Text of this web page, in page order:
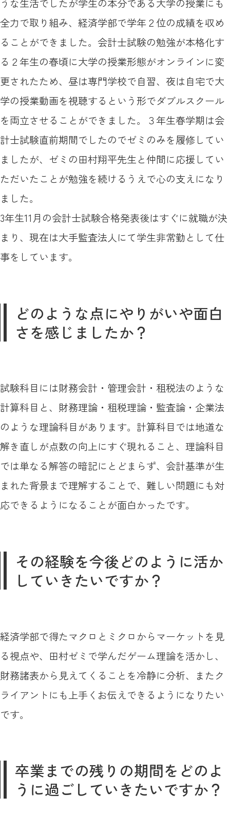
うな生活でしたが学生の本分である大学の授業にも
全力で取り組み、経済学部で学年２位の成績を収め
ることができました。会計士試験の勉強が本格化す
る２年生の春頃に大学の授業形態がオンラインに変
更されたため、昼は専門学校で自習、夜は自宅で大
学の授業動画を視聴するという形でダブルスクール
を両立させることができました。３年生春学期は会
計士試験直前期間でしたのでゼミのみを履修してい
ましたが、ゼミの田村翔平先生と仲間に応援してい
ただいたことが勉強を続けるうえで心の支えになり
ました。
3年生11月の会計士試験合格発表後はすぐに就職が決
まり、現在は大手監査法人にて学生非常勤として仕
事をしています。
どのような点にやりがいや面白
さを感じましたか？
試験科目には財務会計・管理会計・租税法のような
計算科目と、財務理論・租税理論・監査論・企業法
のような理論科目があります。計算科目では地道な
解き直しが点数の向上にすぐ現れること、理論科目
では単なる解答の暗記にとどまらず、会計基準が生
まれた背景まで理解することで、難しい問題にも対
応できるようになることが面白かったです。
その経験を今後どのように活か
していきたいですか？
経済学部で得たマクロとミクロからマーケットを見
る視点や、田村ゼミで学んだゲーム理論を活かし、
財務諸表から見えてくることを冷静に分析、またク
ライアントにも上手くお伝えできるようになりたい
です。
卒業までの残りの期間をどのよ
うに過ごしていきたいですか？